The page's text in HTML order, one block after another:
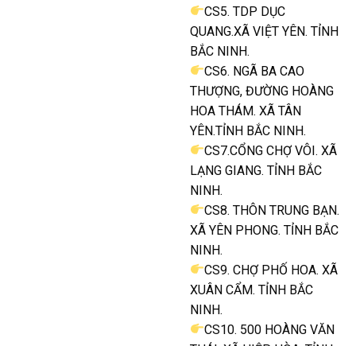
CS5. TDP DỤC
QUANG.XÃ VIỆT YÊN. TỈNH
BẮC NINH.
CS6. NGÃ BA CAO
THƯỢNG, ĐƯỜNG HOÀNG
HOA THÁM. XÃ TÂN
YÊN.TỈNH BẮC NINH.
CS7.CỔNG CHỢ VÔI. XÃ
LẠNG GIANG. TỈNH BẮC
NINH.
CS8. THÔN TRUNG BẠN.
XÃ YÊN PHONG. TỈNH BẮC
NINH.
CS9. CHỢ PHỐ HOA. XÃ
XUÂN CẨM. TỈNH BẮC
NINH.
CS10. 500 HOÀNG VĂN